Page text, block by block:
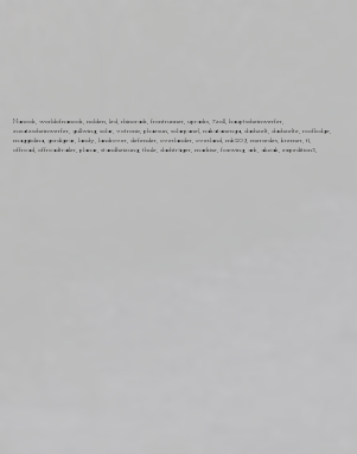
Nanook, worldofnanook, nolden, led, rhinorack, frontrunner, upracks, 7zoll, hauptscheinwerfer,
zusatzscheinwerfer, gullwing, solar, votronic, phaesun, solarpanel, nakatanenga, dachzelt, dachzelte, rooflodge,
maggiolina, gordigear, landy, landrover, defender, overlander, overland, mb209, mercedes, bremer, t1,
offroad, offroadtrailer, planar, standheizung, thule, dachträger, markise, foxwing, arb, alucab, expedition3,